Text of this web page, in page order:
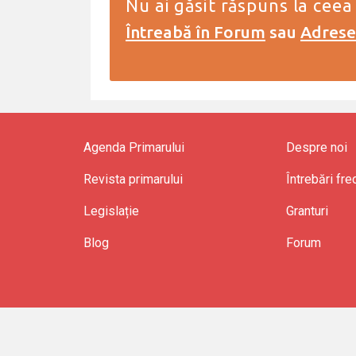
Nu ai găsit răspuns la
Întreabă în Forum sau
Agenda Primarului Despre noi
Revista primarului Întrebări
Legislație Granturi
Blog Forum